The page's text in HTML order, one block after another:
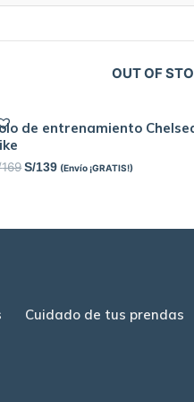
OUT OF
de entrenamiento
169 S/139 (Envío ¡GRATIS!)
Cuidado de tus prendas